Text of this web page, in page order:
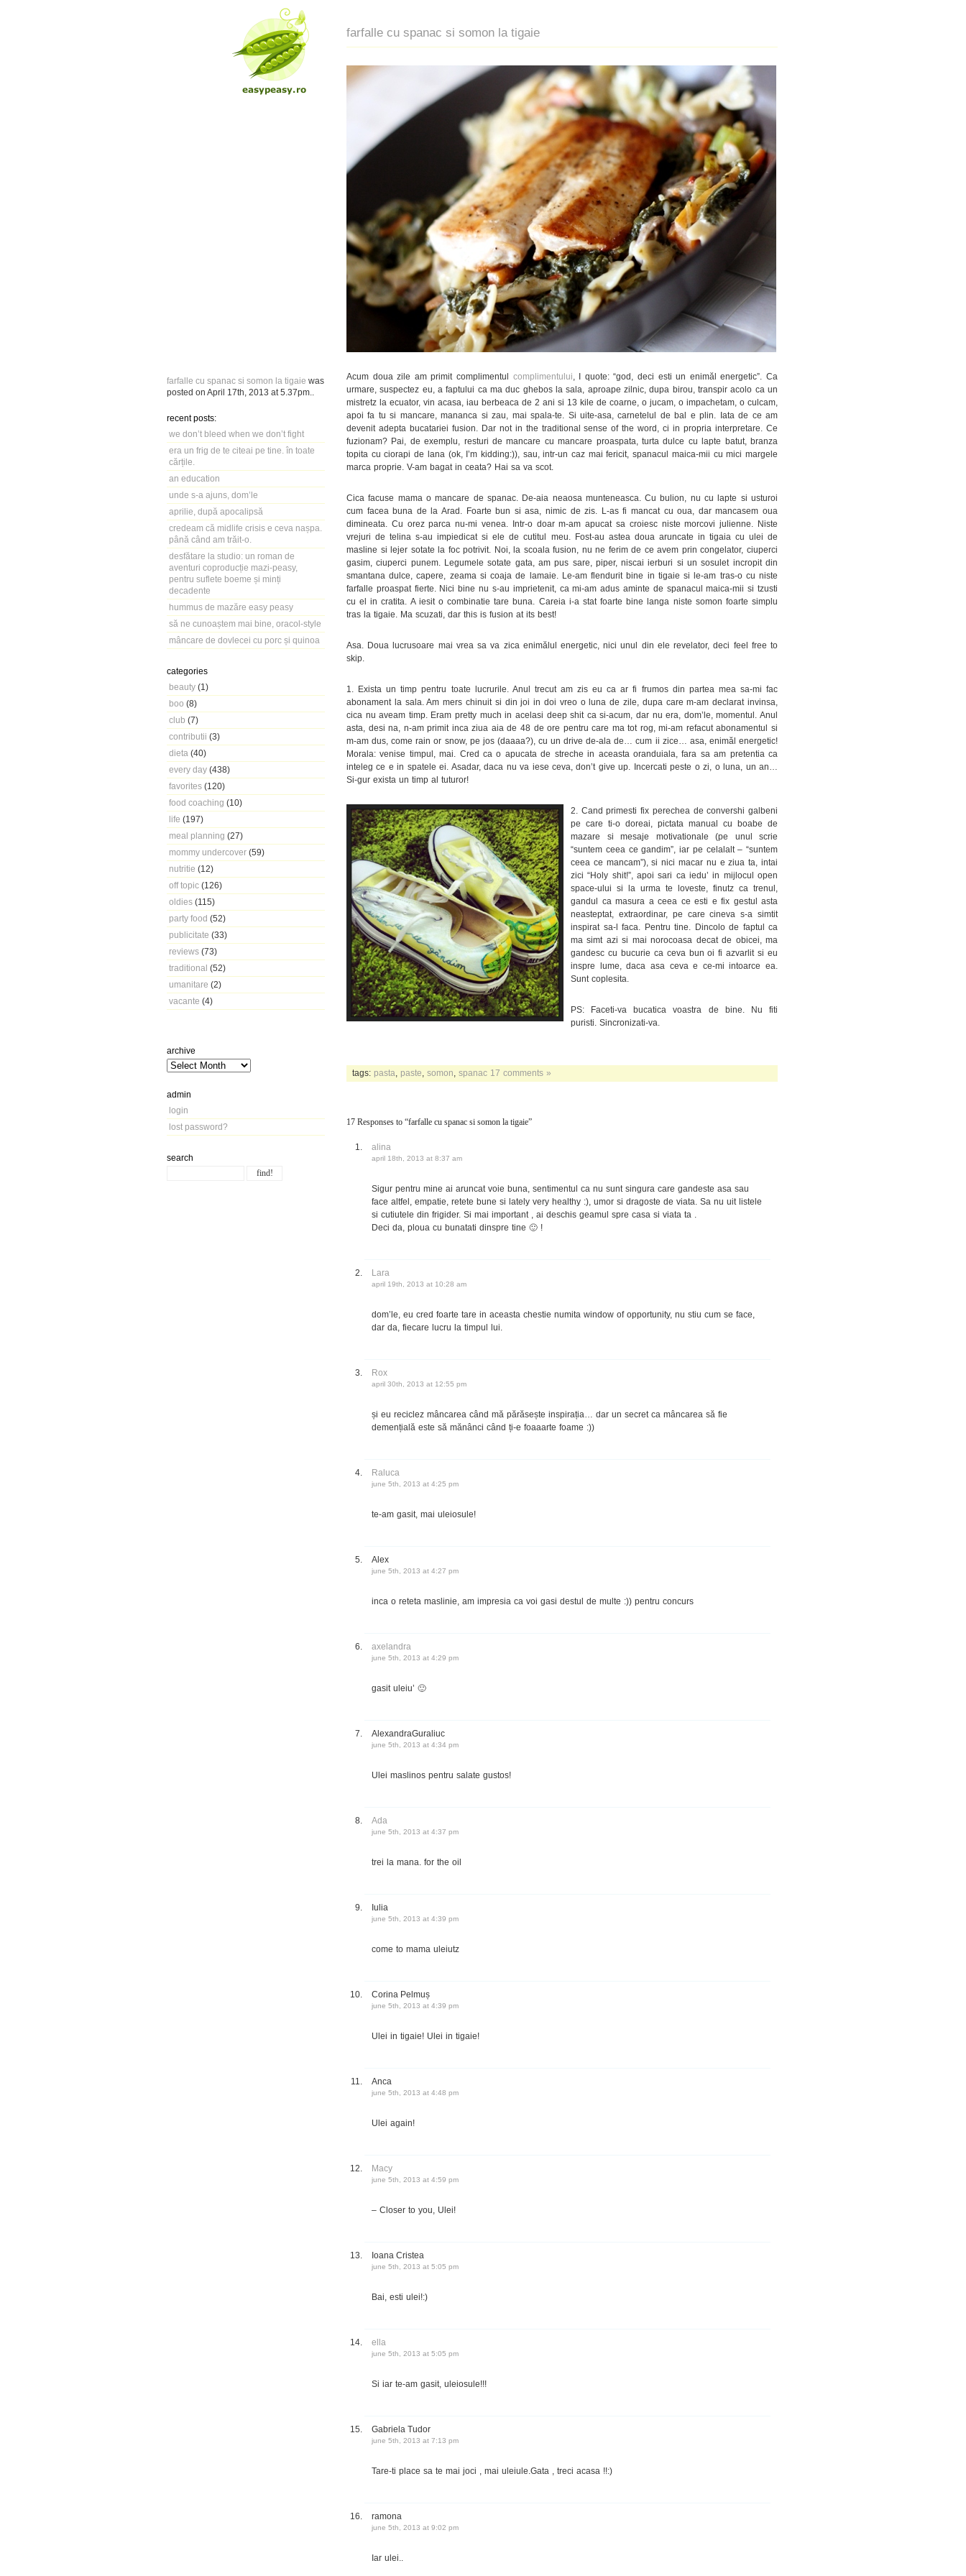
farfalle cu spanac si somon la tigaie was
posted on April 17th, 2013 at 5.37pm
recent posts:
we don’t bleed when we don’t fight
era un frig de te citeai pe tine. în toate
cărțile.
an education
unde s-a ajuns, dom’le
aprilie, după apocalipsă
credeam că midlife crisis e ceva nașpa.
până când am trăit-o.
desfătare la studio: un roman de
aventuri coproducție mazi-peasy,
pentru suflete boeme și minți
decadente
hummus de mazăre easy peasy
să ne cunoaștem mai bine, oracol-style
mâncare de dovlecei cu porc și quinoa
categories
beauty (1)
boo (8)
club (7)
contributii (3)
dieta (40)
every day (438)
favorites (120)
food coaching (10)
life (197)
meal planning (27)
mommy undercover (59)
nutritie (12)
off topic (126)
oldies (115)
party food (52)
publicitate (33)
reviews (73)
traditional (52)
umanitare (2)
vacante (4)
archive
admin
login
lost password?
search
farfalle cu spanac si somon la tigaie
Acum doua zile am primit complimentul complimentului , I quote: “god, deci esti un enimăl energetic”. Ca
urmare, suspectez eu, a faptului ca ma duc ghebos la sala, aproape zilnic, dupa birou, transpir acolo ca un
mistretz la ecuator, vin acasa, iau berbeaca de 2 ani si 13 kile de coarne, o jucam, o impachetam, o culcam,
apoi fa tu si mancare, mananca si zau, mai spala-te. Si uite-asa, carnetelul de bal e plin. Iata de ce am
devenit adepta bucatariei fusion. Dar not in the traditional sense of the word, ci in propria interpretare. Ce
fuzionam? Pai, de exemplu, resturi de mancare cu mancare proaspata, turta dulce cu lapte batut, branza
topita cu ciorapi de lana (ok, I’m kidding:)), sau, intr-un caz mai fericit, spanacul maica-mii cu mici margele
marca proprie. V-am bagat in ceata? Hai sa va scot.
Cica facuse mama o mancare de spanac. De-aia neaosa munteneasca. Cu bulion, nu cu lapte si usturoi
cum facea buna de la Arad. Foarte bun si asa, nimic de zis. L-as fi mancat cu oua, dar mancasem oua
dimineata. Cu orez parca nu-mi venea. Intr-o doar m-am apucat sa croiesc niste morcovi julienne. Niste
vrejuri de telina s-au impiedicat si ele de cutitul meu. Fost-au astea doua aruncate in tigaia cu ulei de
masline si lejer sotate la foc potrivit. Noi, la scoala fusion, nu ne ferim de ce avem prin congelator, ciuperci
gasim, ciuperci punem. Legumele sotate gata, am pus sare, piper, niscai ierburi si un sosulet incropit din
smantana dulce, capere, zeama si coaja de lamaie. Le-am flendurit bine in tigaie si le-am tras-o cu niste
farfalle proaspat fierte. Nici bine nu s-au imprietenit, ca mi-am adus aminte de spanacul maica-mii si tzusti
cu el in cratita. A iesit o combinatie tare buna. Careia i-a stat foarte bine langa niste somon foarte simplu
tras la tigaie. Ma scuzati, dar this is fusion at its best!
Asa. Doua lucrusoare mai vrea sa va zica enimălul energetic, nici unul din ele revelator, deci feel free to
skip.
1. Exista un timp pentru toate lucrurile. Anul trecut am zis eu ca ar fi frumos din partea mea sa-mi fac
abonament la sala. Am mers chinuit si din joi in doi vreo o luna de zile, dupa care m-am declarat invinsa,
cica nu aveam timp. Eram pretty much in acelasi deep shit ca si-acum, dar nu era, dom’le, momentul. Anul
asta, desi na, n-am primit inca ziua aia de 48 de ore pentru care ma tot rog, mi-am refacut abonamentul si
m-am dus, come rain or snow, pe jos (daaaa?), cu un drive de-ala de… cum ii zice… asa, enimăl energetic!
Morala: venise timpul, mai. Cred ca o apucata de streche in aceasta oranduiala, fara sa am pretentia ca
inteleg ce e in spatele ei. Asadar, daca nu va iese ceva, don’t give up. Incercati peste o zi, o luna, un an…
Si-gur exista un timp al tuturor!
2. Cand primesti fix perechea de convershi galbeni
pe care ti-o doreai, pictata manual cu boabe de
mazare si mesaje motivationale (pe unul scrie
“suntem ceea ce gandim”, iar pe celalalt – “suntem
ceea ce mancam”), si nici macar nu e ziua ta, intai
zici “Holy shit!”, apoi sari ca iedu’ in mijlocul open
space-ului si la urma te loveste, finutz ca trenul,
gandul ca masura a ceea ce esti e fix gestul asta
neasteptat, extraordinar, pe care cineva s-a simtit
inspirat sa-l faca. Pentru tine. Dincolo de faptul ca
ma simt azi si mai norocoasa decat de obicei, ma
gandesc cu bucurie ca ceva bun oi fi azvarlit si eu
inspre lume, daca asa ceva e ce-mi intoarce ea.
Sunt coplesita.
PS: Faceti-va bucatica voastra de bine. Nu fiti
puristi. Sincronizati-va.
tags: pasta paste somon spanac 17 comments »
17 Responses to “farfalle cu spanac si somon la tigaie”
alina
april 18th, 2013 at 8:37 am
Sigur pentru mine ai aruncat voie buna, sentimentul ca nu sunt singura care gandeste asa sau
face altfel, empatie, retete bune si lately very healthy :), umor si dragoste de viata. Sa nu uit listele
si cutiutele din frigider. Si mai important , ai deschis geamul spre casa si viata ta .
Deci da, ploua cu bunatati dinspre tine 🙂 !
Lara
april 19th, 2013 at 10:28 am
dom’le, eu cred foarte tare in aceasta chestie numita window of opportunity, nu stiu cum se face,
dar da, fiecare lucru la timpul lui.
Rox
april 30th, 2013 at 12:55 pm
și eu reciclez mâncarea când mă părăsește inspirația… dar un secret ca mâncarea să fie
demențială este să mănânci când ți-e foaaarte foame :))
Raluca
june 5th, 2013 at 4:25 pm
te-am gasit, mai uleiosule!
Alex
june 5th, 2013 at 4:27 pm
inca o reteta maslinie, am impresia ca voi gasi destul de multe :)) pentru concurs
axelandra
june 5th, 2013 at 4:29 pm
gasit uleiu’ 🙂
AlexandraGuraliuc
june 5th, 2013 at 4:34 pm
Ulei maslinos pentru salate gustos!
Ada
june 5th, 2013 at 4:37 pm
trei la mana. for the oil
Iulia
june 5th, 2013 at 4:39 pm
come to mama uleiutz
Corina Pelmuș
june 5th, 2013 at 4:39 pm
Ulei in tigaie! Ulei in tigaie!
Anca
june 5th, 2013 at 4:48 pm
Ulei again!
Macy
june 5th, 2013 at 4:59 pm
– Closer to you, Ulei!
Ioana Cristea
june 5th, 2013 at 5:05 pm
Bai, esti ulei!:)
ella
june 5th, 2013 at 5:05 pm
Si iar te-am gasit, uleiosule!!!
Gabriela Tudor
june 5th, 2013 at 7:13 pm
Tare-ti place sa te mai joci , mai uleiule.Gata , treci acasa !!:)
ramona
june 5th, 2013 at 9:02 pm
Iar ulei..